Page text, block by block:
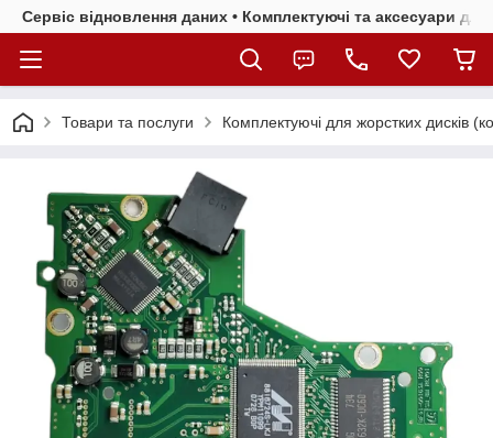
Сервіс відновлення даних • Комплектуючі та аксесуари
Товари та послуги Комплектуючі для жорстких дисків